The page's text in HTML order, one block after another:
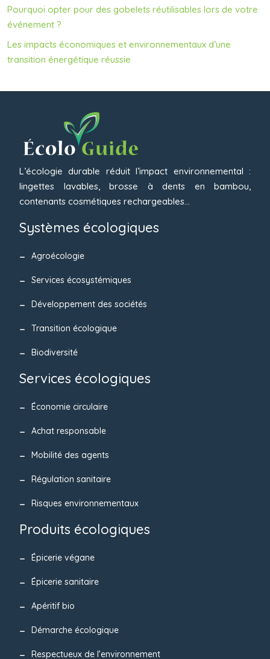
Pourquoi opter pour des gobelets réutilisables lors de votre
événement ?
Les impacts économiques et environnementaux d’une
transition énergétique réussie
L’écologie durable réduit l’impact environnemental :
lingettes lavables, brosse à dents en bambou,
contenants cosmétiques rechargeables…
Systèmes écologiques
Agroécologie
Services écosystémiques
Développement des sociétés
Transition écologique
Biodiversité
Services écologiques
Économie circulaire
Achat responsable
Mobilité des agents
Régulation sanitaire
Risques environnementaux
Produits écologiques
Épicerie végane
Épicerie sanitaire
Apéritif bio
Démarche écologique
Respectueux de l’environnement